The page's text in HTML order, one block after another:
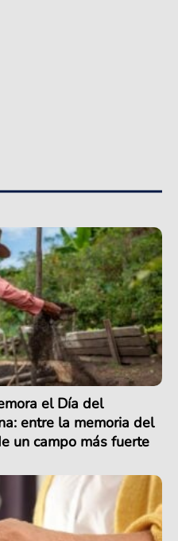
el Día del
entre la memoria del
un campo más fuerte